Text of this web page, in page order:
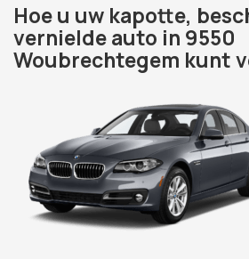
Hoe u uw kapotte,
vernielde auto in 9550
Woubrechtegem kunt